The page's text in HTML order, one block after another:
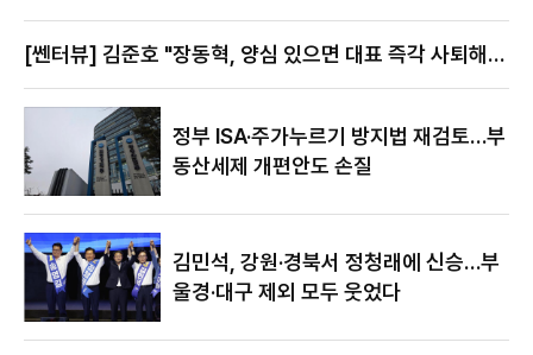
금이 절호의 찬스"
[쎈터뷰] 김준호 "장동혁, 양심 있으면 대표 즉각 사퇴해
정부 ISA·주가누르기 방지법 재검토…부
동산세제 개편안도 손질
김민석, 강원·경북서 정청래에 신승…부
울경·대구 제외 모두 웃었다